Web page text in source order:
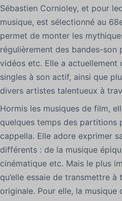
Sébastien Cornioley, et pour
musique, est sélectionné au
permet de monter les
régulièrement des bandes-
vidéos etc. Elle a actuellement
singles à son actif, ainsi que
divers artistes talentueux à
Hormis les musiques de film,
quelques temps des partitions
cappella. Elle adore exprimer
différents : de la musique
cinématique etc. Mais le plus
qu’elle essaie de transmettre à
originale. Pour elle, la